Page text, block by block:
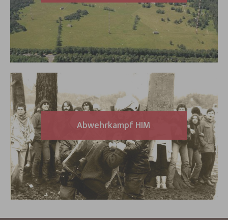
Abwehrkampf HIM